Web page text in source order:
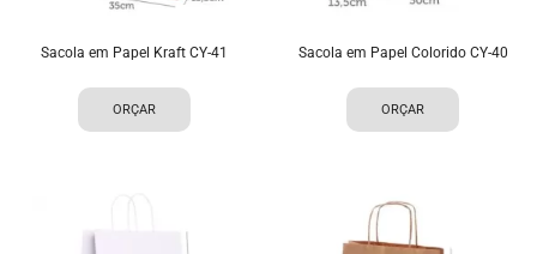
Sacola em Papel Kraft CY-41
ORÇAR
Sacola em Papel Colorido CY-40
ORÇAR